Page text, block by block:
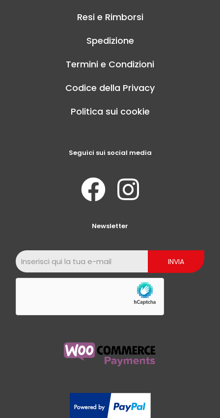
Resi e Rimborsi
Spedizione
Termini e Condizioni
Codice della Privacy
Politica sui cookie
Seguici sui social media
Newsletter